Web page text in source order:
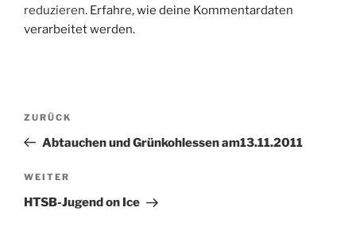
reduzieren. Erfahre, wie deine Kommentardaten
verarbeitet werden.
Beitragsnavigation
Vorheriger
Beitrag
ZURÜCK
Abtauchen und Grünkohlessen am13.11.2011
Nächster
Beitrag
WEITER
HTSB-Jugend on Ice